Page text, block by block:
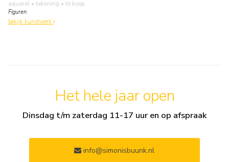
aquarel • tekening • te koop
Figuren
bekijk kunstwerk
Het hele jaar open
Dinsdag t/m zaterdag 11-17 uur en op afspraak
info@simonisbuunk.nl